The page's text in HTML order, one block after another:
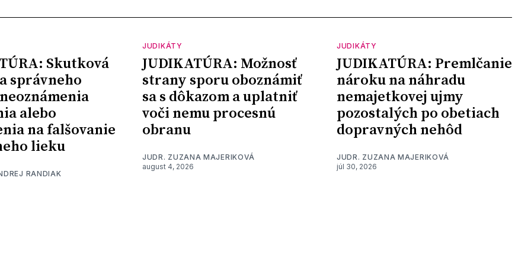
Skutková
správneho
alebo
na falšovanie
lieku
RANDIAK
JUDIKÁTY
JUDIKATÚRA: Možnosť
strany sporu oboznámiť
sa s dôkazom a uplatniť
voči nemu procesnú
obranu
JUDR. ZUZANA MAJERIKOVÁ
august 4, 2026
JUDIKÁTY
JUDIKATÚRA: Premlčanie
nároku na náhradu
nemajetkovej ujmy
pozostalých po obetiach
dopravných nehôd
JUDR. ZUZANA MAJERIKOVÁ
júl 30, 2026